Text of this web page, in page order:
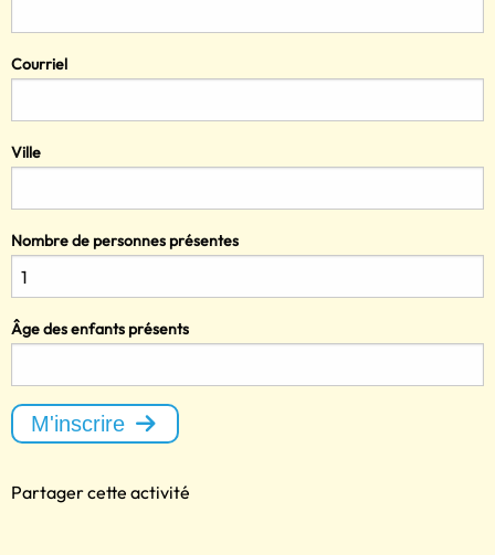
Courriel
Ville
Nombre de personnes présentes
Âge des enfants présents
M'inscrire
Partager cette activité